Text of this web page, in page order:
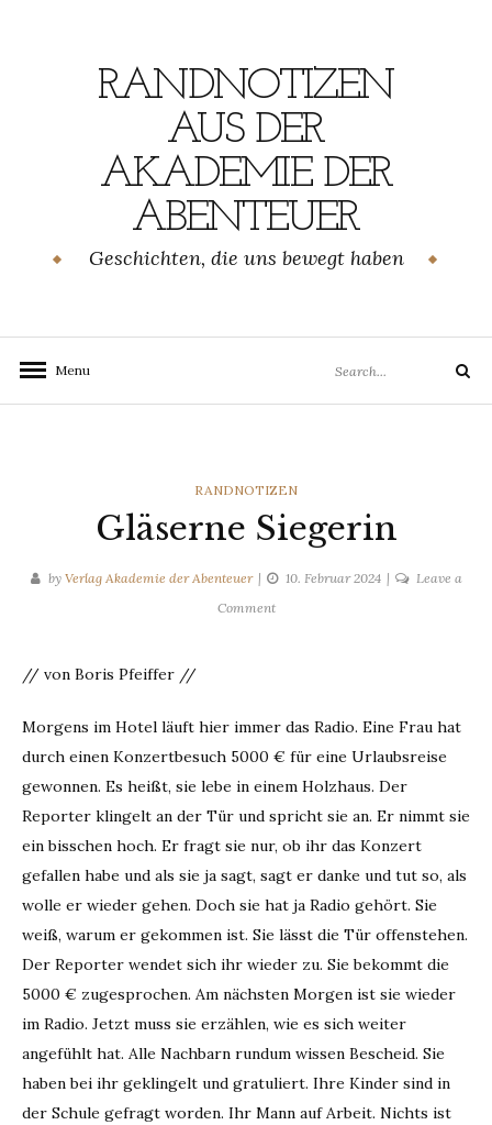
RANDNOTIZEN
AUS DER
AKADEMIE DER
ABENTEUER
Geschichten, die uns bewegt haben
Menu
for:
Search
CATEGORIES
RANDNOTIZEN
Gläserne Siegerin
by Verlag Akademie der Abenteuer 10. Februar 2024
Leave a
Commenton
// von Boris Pfeiffer //
Morgens im Hotel läuft hier immer das Radio. Eine Frau hat
durch einen Konzertbesuch 5000 € für eine Urlaubsreise
gewonnen. Es heißt, sie lebe in einem Holzhaus. Der
Reporter klingelt an der Tür und spricht sie an. Er nimmt sie
ein bisschen hoch. Er fragt sie nur, ob ihr das Konzert
gefallen habe und als sie ja sagt, sagt er danke und tut so, als
wolle er wieder gehen. Doch sie hat ja Radio gehört. Sie
weiß, warum er gekommen ist. Sie lässt die Tür offenstehen.
Der Reporter wendet sich ihr wieder zu. Sie bekommt die
5000 € zugesprochen. Am nächsten Morgen ist sie wieder
im Radio. Jetzt muss sie erzählen, wie es sich weiter
angefühlt hat. Alle Nachbarn rundum wissen Bescheid. Sie
haben bei ihr geklingelt und gratuliert. Ihre Kinder sind in
der Schule gefragt worden. Ihr Mann auf Arbeit. Nichts ist